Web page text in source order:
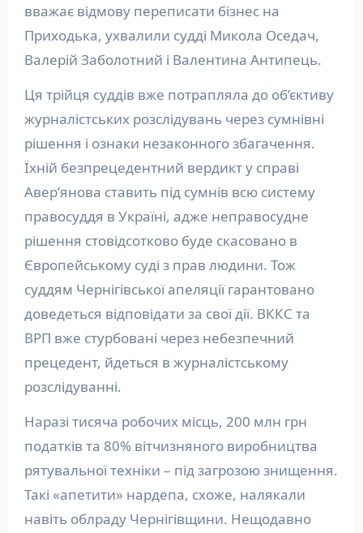
вважає відмову переписати бізнес на
Приходька, ухвалили судді Микола Оседач,
Валерій Заболотний і Валентина Антипець.
Ця трійця суддів вже потрапляла до об’єктиву
журналістських розслідувань через сумнівні
рішення і ознаки незаконного збагачення.
Їхній безпрецедентний вердикт у справі
Авер’янова ставить під сумнів всю систему
правосуддя в Україні, адже неправосудне
рішення стовідсотково буде скасовано в
Європейському суді з прав людини. Тож
суддям Чернігівської апеляції гарантовано
доведеться відповідати за свої дії. ВККС та
ВРП вже стурбовані через небезпечний
прецедент, йдеться в журналістському
розслідуванні.
Наразі тисяча робочих місць, 200 млн грн
податків та 80% вітчизняного виробництва
рятувальної техніки – під загрозою знищення.
Такі «апетити» нардепа, схоже, налякали
навіть облраду Чернігівщини. Нещодавно